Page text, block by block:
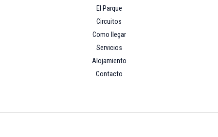
El Parque
Circuitos
Como llegar
Servicios
Alojamiento
Contacto